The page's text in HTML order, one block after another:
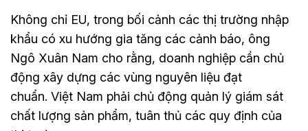
Không chỉ EU, trong bối cảnh các thị trường nhập
khẩu có xu hướng gia tăng các cảnh báo, ông
Ngô Xuân Nam cho rằng, doanh nghiệp cần chủ
động xây dựng các vùng nguyên liệu đạt
chuẩn. Việt Nam phải chủ động quản lý giám sát
chất lượng sản phẩm, tuân thủ các quy định của